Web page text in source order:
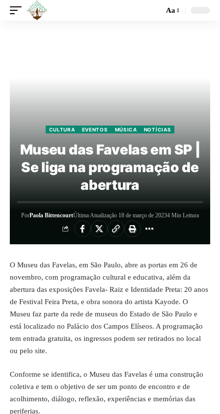
Aa
CULTURA EVENTOS MÚSICA NOTÍCIAS
Museu das Favelas em SP |
Se liga na programação de
abertura
PorPaola BittencourtÚltima Atualização 18 de março de 20234 Min Leitura
O Museu das Favelas, em São Paulo, abre as portas em 26 de
novembro, com programação cultural e educativa, além da
abertura das exposições Favela- Raiz e Identidade Preta: 20 anos
de Festival Feira Preta, e obra sonora do artista Kayode. O
Museu faz parte da rede de museus do Estado de São Paulo e
está localizado no Palácio dos Campos Elíseos. A programação
tem entrada gratuita, os ingressos podem ser retirados no local
ou pelo site.
Conforme se identifica, o Museu das Favelas é uma construção
coletiva e tem o objetivo de ser um ponto de encontro e de
acolhimento, diálogo, reflexão, experiências e memórias das
periferias.